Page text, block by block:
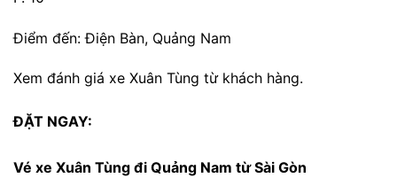
Điểm đến: Điện Bàn, Quảng Nam
Xem đánh giá xe Xuân Tùng từ khách hàng.
ĐẶT NGAY:
Vé xe Xuân Tùng đi Quảng Nam từ Sài Gòn